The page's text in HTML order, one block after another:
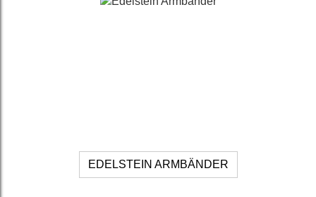
EDELSTEIN ARMBÄNDER